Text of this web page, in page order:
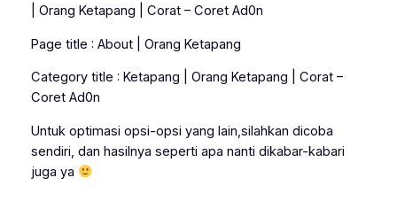
| Orang Ketapang | Corat – Coret Ad0n
Page title : About | Orang Ketapang
Category title : Ketapang | Orang Ketapang | Corat –
Coret Ad0n
Untuk optimasi opsi-opsi yang lain,silahkan dicoba
sendiri, dan hasilnya seperti apa nanti dikabar-kabari
juga ya